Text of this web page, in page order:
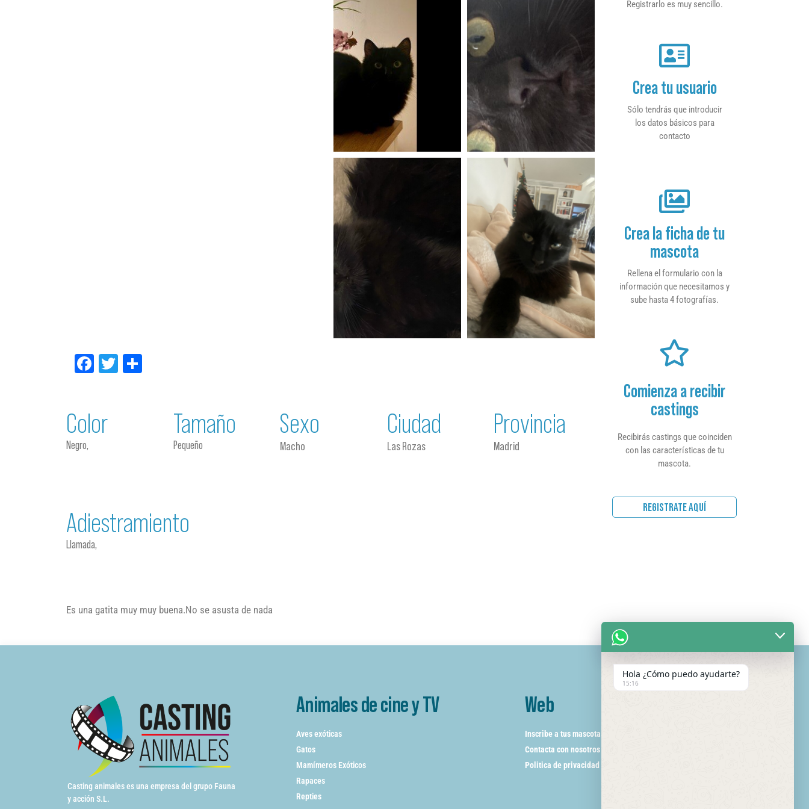
Facebook
Twitter
Color
Negro,
Tamaño
Pequeño
Sexo
Macho
Ciudad
Las Rozas
Provincia
Madrid
Adiestramiento
Llamada,
Es una gatita muy muy buena.No se asusta de nada
Registrarlo es muy sencillo.
Crea tu usuario
Sólo tendrás que introducir
los datos básicos para
contacto
Crea la ficha de tu
mascota
Rellena el formulario con la
información que necesitamos y
sube hasta 4 fotografías.
Comienza a recibir
castings
Recibirás castings que coinciden
con las características de tu
mascota.
REGISTRATE AQUÍ
Casting animales es una empresa del grupo Fauna
y acción S.L.
Animales de cine y TV
Aves exóticas
Gatos
Mamímeros Exóticos
Rapaces
Repties
Web
Inscribe a tus mascotas
Contacta con nosotros
Politica de privacidad
Hola ¿Cómo puedo ayudarte?
15:16